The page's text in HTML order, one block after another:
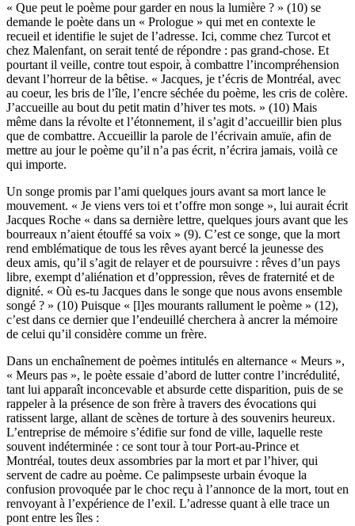
« Que peut le poème pour garder en nous la lumière ? » (10) se
demande le poète dans un « Prologue » qui met en contexte le
recueil et identifie le sujet de l’adresse. Ici, comme chez Turcot et
chez Malenfant, on serait tenté de répondre : pas grand-chose. Et
pourtant il veille, contre tout espoir, à combattre l’incompréhension
devant l’horreur de la bêtise. « Jacques, je t’écris de Montréal, avec
au coeur, les bris de l’île, l’encre séchée du poème, les cris de colère.
J’accueille au bout du petit matin d’hiver tes mots. » (10) Mais
même dans la révolte et l’étonnement, il s’agit d’accueillir bien plus
que de combattre. Accueillir la parole de l’écrivain amuïe, afin de
mettre au jour le poème qu’il n’a pas écrit, n’écrira jamais, voilà ce
qui importe.
Un songe promis par l’ami quelques jours avant sa mort lance le
mouvement. « Je viens vers toi et t’offre mon songe », lui aurait écrit
Jacques Roche « dans sa dernière lettre, quelques jours avant que les
bourreaux n’aient étouffé sa voix » (9). C’est ce songe, que la mort
rend emblématique de tous les rêves ayant bercé la jeunesse des
deux amis, qu’il s’agit de relayer et de poursuivre : rêves d’un pays
libre, exempt d’aliénation et d’oppression, rêves de fraternité et de
dignité. « Où es-tu Jacques dans le songe que nous avons ensemble
songé ? » (10) Puisque « [l]es mourants rallument le poème » (12),
c’est dans ce dernier que l’endeuillé cherchera à ancrer la mémoire
de celui qu’il considère comme un frère.
Dans un enchaînement de poèmes intitulés en alternance « Meurs »,
« Meurs pas », le poète essaie d’abord de lutter contre l’incrédulité,
tant lui apparaît inconcevable et absurde cette disparition, puis de se
rappeler à la présence de son frère à travers des évocations qui
ratissent large, allant de scènes de torture à des souvenirs heureux.
L’entreprise de mémoire s’édifie sur fond de ville, laquelle reste
souvent indéterminée : ce sont tour à tour Port-au-Prince et
Montréal, toutes deux assombries par la mort et par l’hiver, qui
servent de cadre au poème. Ce palimpseste urbain évoque la
confusion provoquée par le choc reçu à l’annonce de la mort, tout en
renvoyant à l’expérience de l’exil. L’adresse quant à elle trace un
pont entre les îles :